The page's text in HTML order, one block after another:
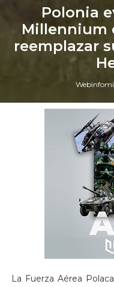
Polonia
Millennium
reemplazar
La Fuerza Aérea